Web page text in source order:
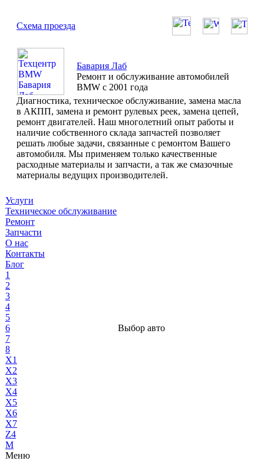
Схема проезда
Бавария Лаб
Ремонт и обслуживание автомобилей
BMW с 2001 года
Диагностика, техническое обслуживание, замена масла
в АКПП, замена и ремонт рулевых реек, замена цепей,
ремонт двигателей. Наш многолетний опыт работы и
наличие собственного склада запчастей позволяет
решать любые задачи, связанные с ремонтом Вашего
автомобиля. Мы применяем только качественные
расходные материалы и запчасти, а так же смазочные
материалы ведущих производителей.
Услуги
Техническое обслуживание
Ремонт
Запчасти
О нас
Контакты
Блог
1
2
3
4
5
6
7
8
X1
X2
X3
X4
X5
X6
X7
Z4
М
Меню
Выбор авто